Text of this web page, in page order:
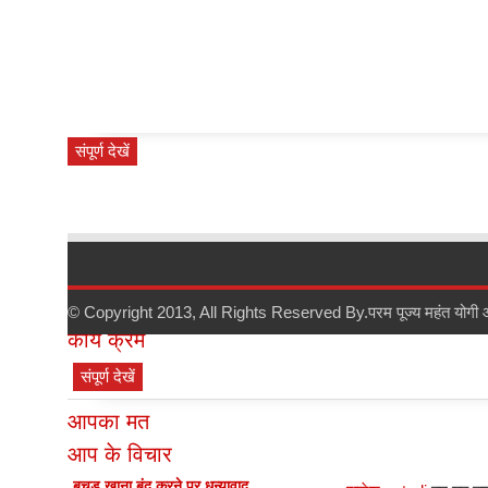
संपूर्ण देखें
कार्य क्रम
संपूर्ण देखें
आपका मत
आप के विचार
© Copyright 2013, All Rights Reserved By.परम पूज्य महंत योगी